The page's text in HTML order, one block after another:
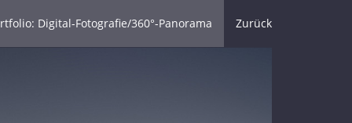
Digital-Fotografie/360°-Panorama Zurück